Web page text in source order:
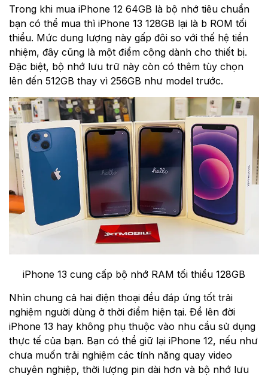
Trong khi mua iPhone 12 64GB là bộ nhớ tiêu chuẩn
bạn có thể mua thì iPhone 13 128GB lại là b ROM tối
thiểu. Mức dung lượng này gấp đôi so với thế hệ tiền
nhiệm, đây cũng là một điểm cộng dành cho thiết bị.
Đặc biệt, bộ nhớ lưu trữ này còn có thêm tùy chọn
lên đến 512GB thay vì 256GB như model trước.
iPhone 13 cung cấp bộ nhớ RAM tối thiểu 128GB
Nhìn chung cả hai điện thoại đều đáp ứng tốt trải
nghiệm người dùng ở thời điểm hiện tại. Để lên đời
iPhone 13 hay không phụ thuộc vào nhu cầu sử dụng
thực tế của bạn. Bạn có thể giữ lại iPhone 12, nếu như
chưa muốn trải nghiệm các tính năng quay video
chuyên nghiệp, thời lượng pin dài hơn và bộ nhớ lưu